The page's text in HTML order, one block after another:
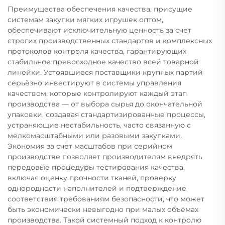
Преимущества обеспечения качества, присущие
системам закупки мягких игрушек оптом,
обеспечивают исключительную ценность за счёт
строгих производственных стандартов и комплексных
протоколов контроля качества, гарантирующих
стабильное превосходное качество всей товарной
линейки. Устоявшиеся поставщики крупных партий
серьёзно инвестируют в системы управления
качеством, которые контролируют каждый этап
производства — от выбора сырья до окончательной
упаковки, создавая стандартизированные процессы,
устраняющие нестабильность, часто связанную с
мелкомасштабными или разовыми закупками.
Экономия за счёт масштабов при серийном
производстве позволяет производителям внедрять
передовые процедуры тестирования качества,
включая оценку прочности тканей, проверку
однородности наполнителей и подтверждение
соответствия требованиям безопасности, что может
быть экономически невыгодно при малых объёмах
производства. Такой системный подход к контролю